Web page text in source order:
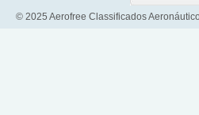
© 2025 Aerofree Classificados